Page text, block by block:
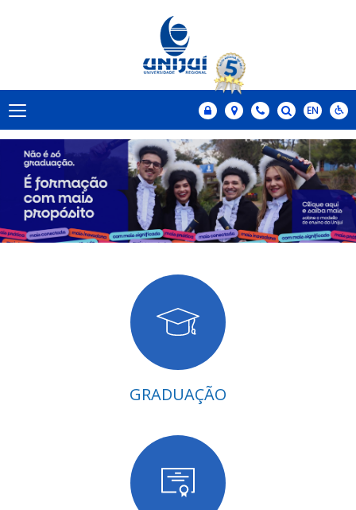
GRADUAÇÃO